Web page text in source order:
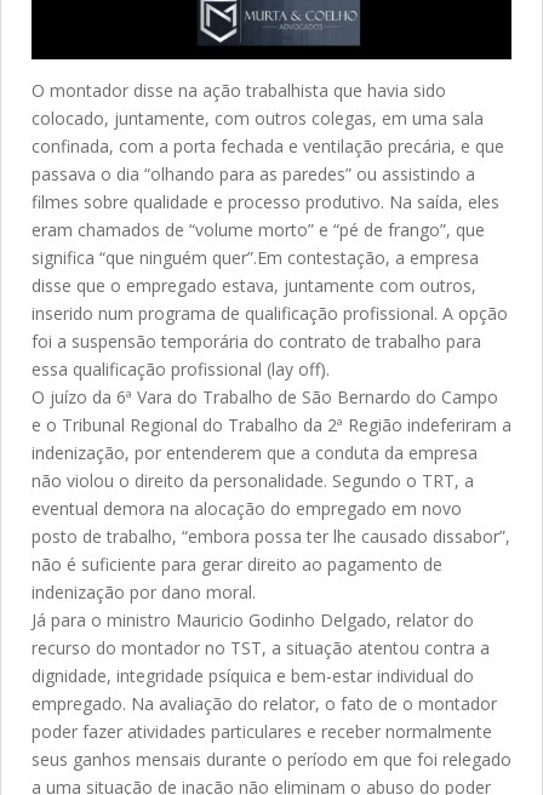
O montador disse na ação trabalhista que havia sido
colocado, juntamente, com outros colegas, em uma sala
confinada, com a porta fechada e ventilação precária, e que
passava o dia “olhando para as paredes” ou assistindo a
filmes sobre qualidade e processo produtivo. Na saída, eles
eram chamados de “volume morto” e “pé de frango”, que
significa “que ninguém quer”.Em contestação, a empresa
disse que o empregado estava, juntamente com outros,
inserido num programa de qualificação profissional. A opção
foi a suspensão temporária do contrato de trabalho para
essa qualificação profissional (lay off).
O juízo da 6ª Vara do Trabalho de São Bernardo do Campo
e o Tribunal Regional do Trabalho da 2ª Região indeferiram a
indenização, por entenderem que a conduta da empresa
não violou o direito da personalidade. Segundo o TRT, a
eventual demora na alocação do empregado em novo
posto de trabalho, “embora possa ter lhe causado dissabor”,
não é suficiente para gerar direito ao pagamento de
indenização por dano moral.
Já para o ministro Mauricio Godinho Delgado, relator do
recurso do montador no TST, a situação atentou contra a
dignidade, integridade psíquica e bem-estar individual do
empregado. Na avaliação do relator, o fato de o montador
poder fazer atividades particulares e receber normalmente
seus ganhos mensais durante o período em que foi relegado
a uma situação de inação não eliminam o abuso do poder